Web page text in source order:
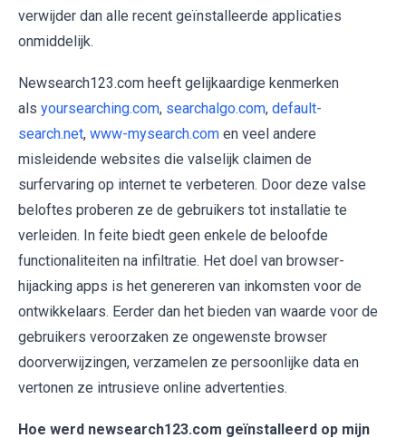
verwijder dan alle recent geïnstalleerde applicaties
onmiddelijk.
Newsearch123.com heeft gelijkaardige kenmerken
als yoursearching.com, searchalgo.com, default-
search.net, www-mysearch.com en veel andere
misleidende websites die valselijk claimen de
surfervaring op internet te verbeteren. Door deze valse
beloftes proberen ze de gebruikers tot installatie te
verleiden. In feite biedt geen enkele de beloofde
functionaliteiten na infiltratie. Het doel van browser-
hijacking apps is het genereren van inkomsten voor de
ontwikkelaars. Eerder dan het bieden van waarde voor de
gebruikers veroorzaken ze ongewenste browser
doorverwijzingen, verzamelen ze persoonlijke data en
vertonen ze intrusieve online advertenties.
Hoe werd newsearch123.com geïnstalleerd op mijn